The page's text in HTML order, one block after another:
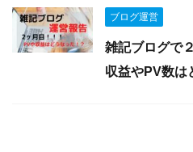
ブログ運営
雑記ブログで
収益やPV数は